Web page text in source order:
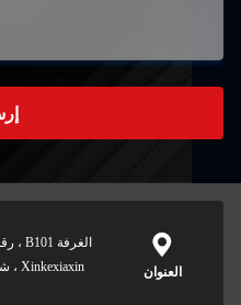
العنوان
Xinkexiaxin ، شارع Jiahe ، منطقة Baiyun ، قوانغتشو